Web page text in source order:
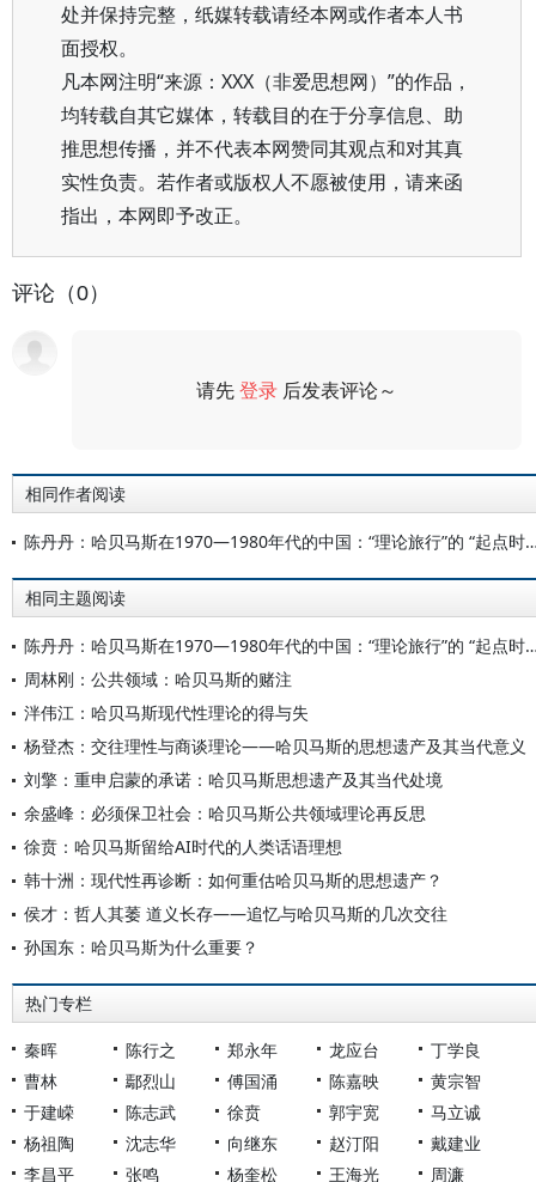
处并保持完整，纸媒转载请经本网或作者本人书
面授权。
凡本网注明“来源：XXX（非爱思想网）”的作品，
均转载自其它媒体，转载目的在于分享信息、助
推思想传播，并不代表本网赞同其观点和对其真
实性负责。若作者或版权人不愿被使用，请来函
指出，本网即予改正。
评论（0）
请先登录 后发表评论～
相同作者阅读
陈丹丹：哈贝马斯在1970—1980年
相同主题阅读
陈丹丹：哈贝马斯在1970—1980年
周林刚：公共领域：哈贝马斯的赌注
泮伟江：哈贝马斯现代性理论的得与失
杨登杰：交往理性与商谈理论——哈贝马斯的思想遗产及其当代意义
刘擎：重申启蒙的承诺：哈贝马斯思想遗产及其当代处境
余盛峰：必须保卫社会：哈贝马斯公共领域理论再反思
徐贲：哈贝马斯留给AI时代的人类话语理想
韩十洲：现代性再诊断：如何重估哈贝马斯的思想遗产？
侯才：哲人其萎 道义长存——追忆与哈贝马斯的几次交往
孙国东：哈贝马斯为什么重要？
热门专栏
秦晖 陈行之 郑永年 龙应台
丁学良
曹林
鄢烈山 傅国涌 陈嘉映
黄宗智
于建嵘
陈志武 徐贲 郭宇宽
马立诚
杨祖陶
沈志华 向继东 赵汀阳
戴建业
李昌平
张鸣 杨奎松 王海光 周濂